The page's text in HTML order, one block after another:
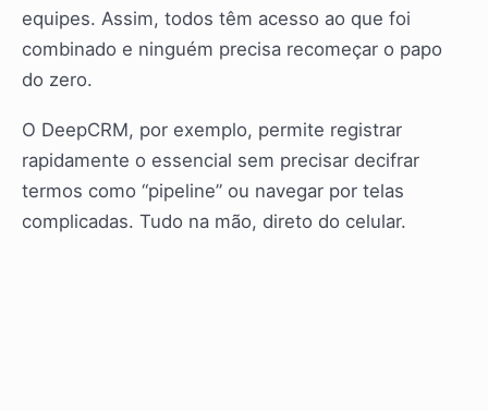
equipes. Assim, todos têm acesso ao que foi
combinado e ninguém precisa recomeçar o papo
do zero.
O DeepCRM, por exemplo, permite registrar
rapidamente o essencial sem precisar decifrar
termos como “pipeline” ou navegar por telas
complicadas. Tudo na mão, direto do celular.